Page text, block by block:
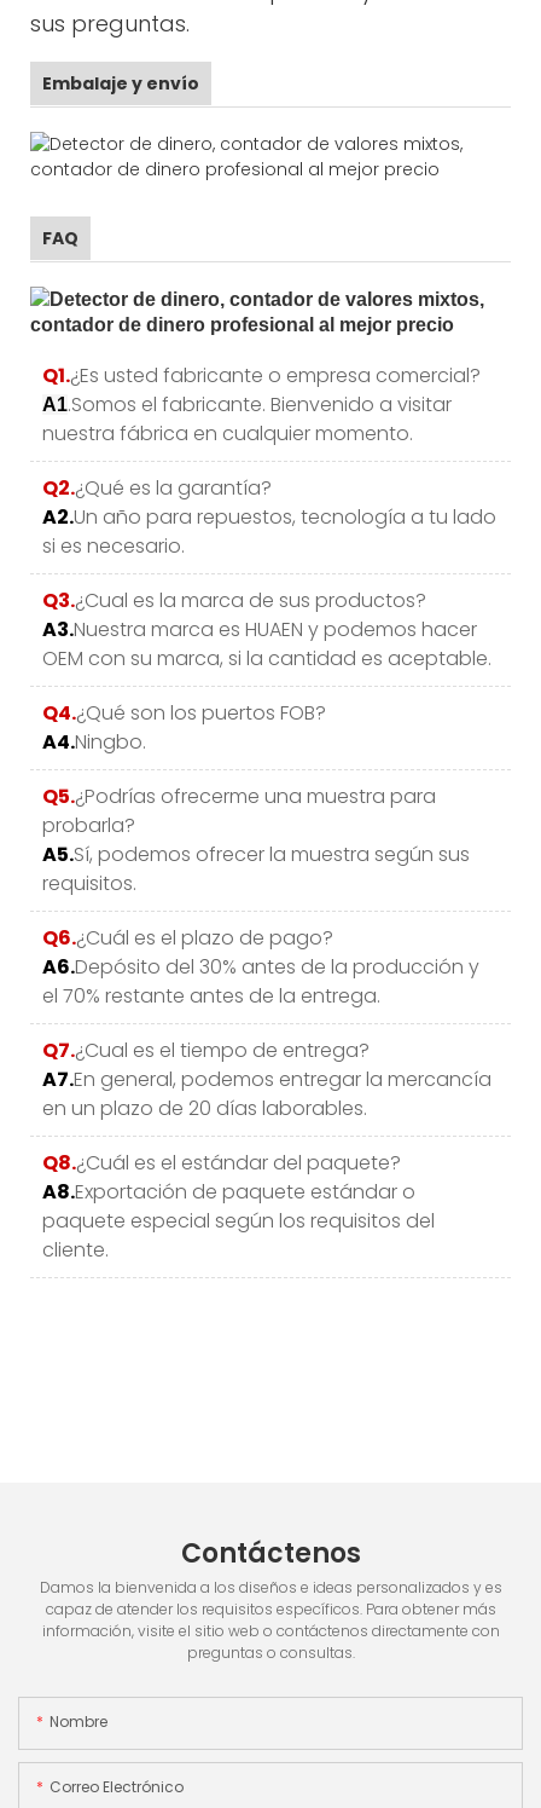
sus preguntas.
Embalaje y envío
FAQ
Q1.¿Es usted fabricante o empresa comercial?
A1.Somos el fabricante. Bienvenido a visitar
nuestra fábrica en cualquier momento.
Q2.¿Qué es la garantía?
A2.Un año para repuestos, tecnología a tu lado
si es necesario.
Q3.¿Cual es la marca de sus productos?
A3.Nuestra marca es HUAEN y podemos hacer
OEM con su marca, si la cantidad es aceptable.
Q4.¿Qué son los puertos FOB?
A4.Ningbo.
Q5.¿Podrías ofrecerme una muestra para
probarla?
A5.Sí, podemos ofrecer la muestra según sus
requisitos.
Q6.¿Cuál es el plazo de pago?
A6.Depósito del 30% antes de la producción y
el 70% restante antes de la entrega.
Q7.¿Cual es el tiempo de entrega?
A7.En general, podemos entregar la mercancía
en un plazo de 20 días laborables.
Q8.¿Cuál es el estándar del paquete?
A8.Exportación de paquete estándar o
paquete especial según los requisitos del
cliente.
Contáctenos
Damos la bienvenida a los diseños e ideas personalizados y es
capaz de atender los requisitos específicos. Para obtener más
información, visite el sitio web o contáctenos directamente con
preguntas o consultas.
Nombre
Correo Electrónico